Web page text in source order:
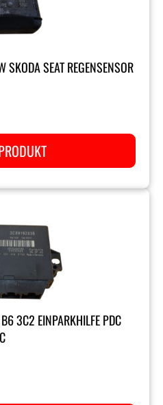
SEAT REGENSENSOR
3C2 EINPARKHILFE PDC